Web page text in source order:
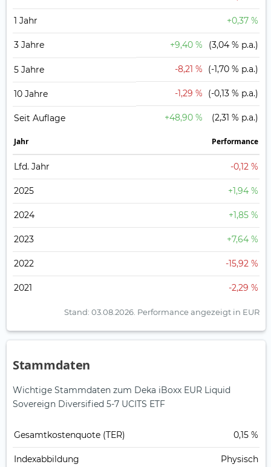
1 Jahr +0,37 %
3 Jahre +9,40 % (3,04 % p.a.)
5 Jahre -8,21 % (-1,70 % p.a.)
10 Jahre -1,29 % (-0,13 % p.a.)
Seit Auflage +48,90 % (2,31 % p.a.)
Jahr Perfor­mance
Lfd. Jahr -0,12 %
2025 +1,94 %
2024 +1,85 %
2023 +7,64 %
2022 -15,92 %
2021 -2,29 %
Stand: 03.08.2026. Performance angezeigt in EUR
Stammdaten
Wichtige Stammdaten zum Deka iBoxx EUR Liquid
Sovereign Diversified 5-7 UCITS ETF
Gesamt­kosten­quote (TER) 0,15 %
Index­abbildung Physisch